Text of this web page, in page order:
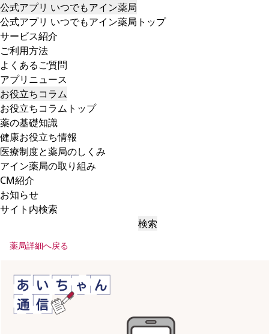
公式アプリ いつでもアイン薬局
公式アプリ いつでもアイン薬局トップ
サービス紹介
ご利用方法
よくあるご質問
アプリニュース
お役立ちコラム
お役立ちコラムトップ
薬の基礎知識
健康お役立ち情報
医療制度と薬局のしくみ
アイン薬局の取り組み
CM紹介
お知らせ
サイト内検索
検索
薬局詳細へ戻る